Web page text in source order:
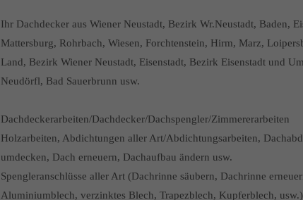
Ihr Dachdecker aus Wiener Neustadt, Bezirk Wr.Neustadt, Baden,
Mattersburg, Rohrbach, Wiesen, Forchtenstein, Hirm, Marz,
Land, Bezirk Wiener Neustadt, Eisenstadt, Bezirk Eisenstadt und
Neudörfl, Bad Sauerbrunn usw.
Dachdeckerarbeiten/Dachdecker/Dachspengler/Zimmererarbeiten
Holzarbeiten, Abdichtungen aller Art/Abdichtungsarbeiten,
umdecken, Dach erneuern, Dachaufbau ändern usw.
Spengleranschlüsse aller Art (Dachrinne säubern, Dachrinne
Aluminiumblech, verzinktes Blech, Trapezblech, Kupferblech, usw.)